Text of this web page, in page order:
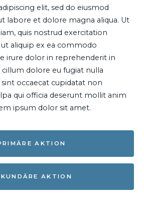
elit, sed do eiusmod
labore et dolore magna aliqua. Ut
quis nostrud exercitation
aliquip ex ea commodo
irure dolor in reprehenderit in
cillum dolore eu fugiat nulla
occaecat cupidatat non
qui officia deserunt mollit anim
ipsum dolor sit amet.
AKTION
AKTION